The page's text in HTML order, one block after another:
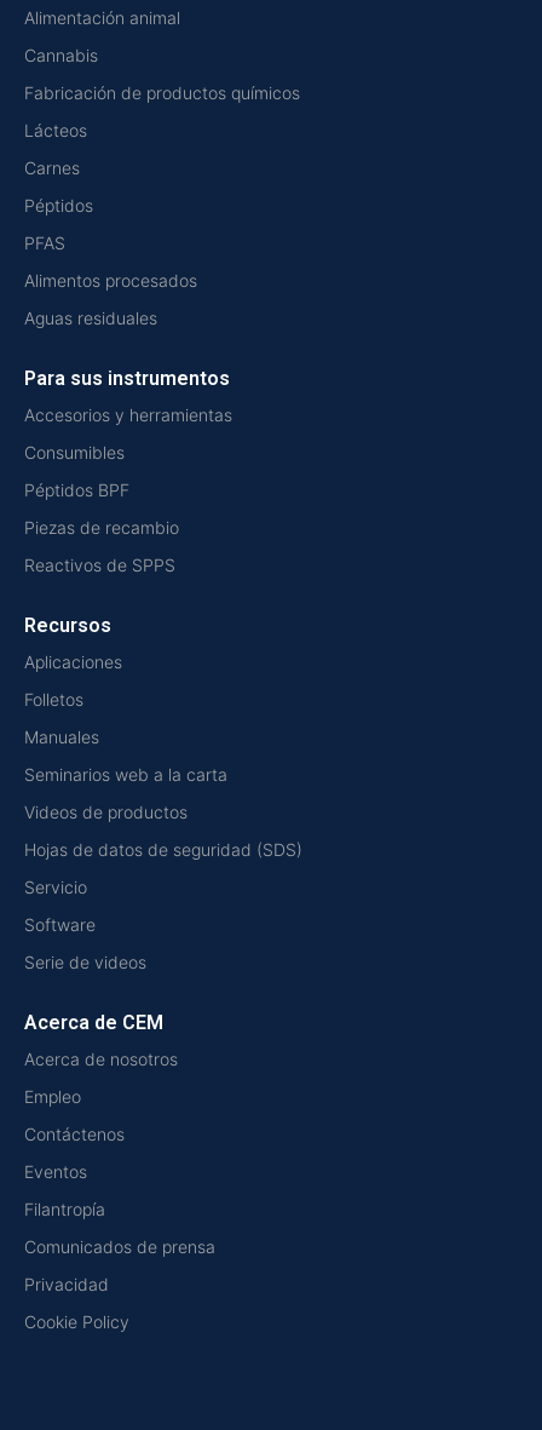
Alimentación animal
Cannabis
Fabricación de productos químicos
Lácteos
Carnes
Péptidos
PFAS
Alimentos procesados
Aguas residuales
Para sus instrumentos
Accesorios y herramientas
Consumibles
Péptidos BPF
Piezas de recambio
Reactivos de SPPS
Recursos
Aplicaciones
Folletos
Manuales
Seminarios web a la carta
Videos de productos
Hojas de datos de seguridad (SDS)
Servicio
Software
Serie de videos
Acerca de CEM
Acerca de nosotros
Empleo
Contáctenos
Eventos
Filantropía
Comunicados de prensa
Privacidad
Cookie Policy